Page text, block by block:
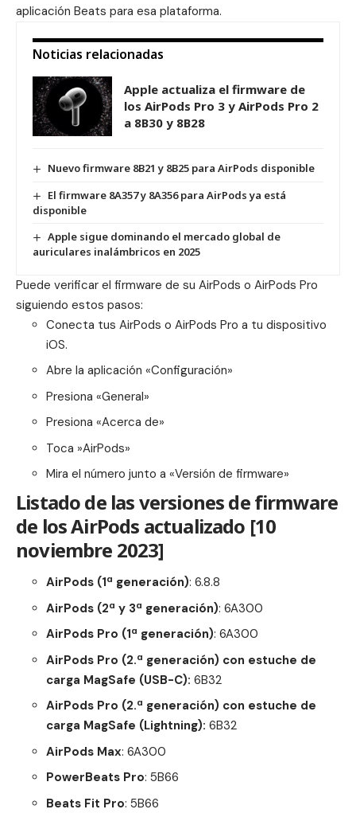
aplicación Beats para esa plataforma.
Noticias relacionadas
Apple actualiza el firmware de
los AirPods Pro 3 y AirPods Pro 2
a 8B30 y 8B28
Nuevo firmware 8B21 y 8B25 para AirPods disponible
El firmware 8A357 y 8A356 para AirPods ya está
disponible
Apple sigue dominando el mercado global de
auriculares inalámbricos en 2025
Puede verificar el firmware de su ‌‌‌AirPods‌‌ o ‌‌‌‌‌‌AirPods Pro‌‌‌‌‌‌‌
siguiendo estos pasos:
Conecta tus ‌‌AirPods‌‌ o ‌‌‌‌‌‌AirPods Pro‌‌‌‌‌‌ a tu dispositivo
iOS.
Abre la aplicación «Configuración»
Presiona «General»
Presiona «Acerca de»
Toca ‌‌‌‌‌»AirPods‌‌‌‌‌»
Mira el número junto a «Versión de firmware»
Listado de las versiones de firmware
de los AirPods actualizado [10
noviembre 2023]
AirPods (1ª generación): 6.8.8
AirPods (2ª y 3ª generación): 6A300
AirPods Pro (1ª generación): 6A300
AirPods Pro (2.ª generación) con estuche de
carga MagSafe (USB-C): 6B32
AirPods Pro (2.ª generación) con estuche de
carga MagSafe (Lightning): 6B32
AirPods Max: 6A300
PowerBeats Pro: 5B66
Beats Fit Pro: 5B66